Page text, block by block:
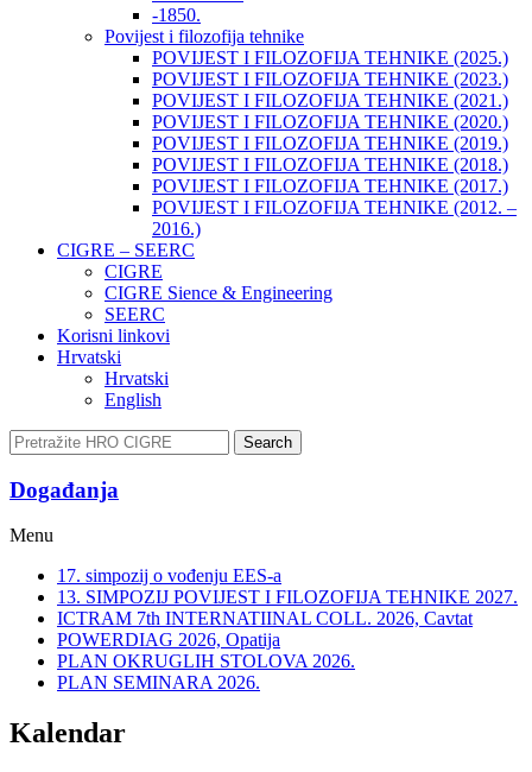
-1850.
Povijest i filozofija tehnike
POVIJEST I FILOZOFIJA TEHNIKE (2025.)
POVIJEST I FILOZOFIJA TEHNIKE (2023.)
POVIJEST I FILOZOFIJA TEHNIKE (2021.)
POVIJEST I FILOZOFIJA TEHNIKE (2020.)
POVIJEST I FILOZOFIJA TEHNIKE (2019.)
POVIJEST I FILOZOFIJA TEHNIKE (2018.)
POVIJEST I FILOZOFIJA TEHNIKE (2017.)
POVIJEST I FILOZOFIJA TEHNIKE (2012. –
2016.)
CIGRE – SEERC
CIGRE
CIGRE Sience & Engineering
SEERC
Korisni linkovi
Hrvatski
Hrvatski
English
Search
Događanja​
Menu
17. simpozij o vođenju EES-a
13. SIMPOZIJ POVIJEST I FILOZOFIJA TEHNIKE 2027.
ICTRAM 7th INTERNATIINAL COLL. 2026, Cavtat
POWERDIAG 2026, Opatija
PLAN OKRUGLIH STOLOVA 2026.
PLAN SEMINARA 2026.
Kalendar